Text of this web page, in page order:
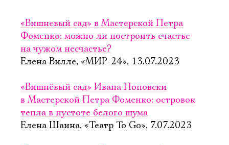
«Вишневый сад» в Мастерской Петра
Фоменко: можно ли построить счастье
на чужом несчастье?
Елена Вилле, «МИР-24», 13.07.2023
«Вишнёвый сад» Ивана Поповски
в Мастерской Петра Фоменко: островок
тепла в пустоте белого шума
Елена Шаина, «Театр To Go», 7.07.2023